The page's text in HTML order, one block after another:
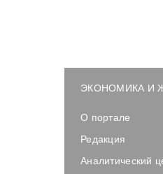
ЭКОНОМИКА И
О портале
Редакция
Аналитический